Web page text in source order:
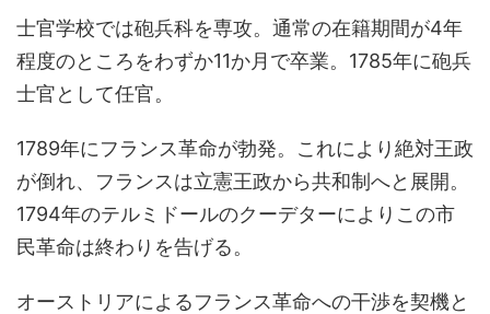
士官学校では砲兵科を専攻。通常の在籍期間が4年
程度のところをわずか11か月で卒業。1785年に砲兵
士官として任官。
1789年にフランス革命が勃発。これにより絶対王政
が倒れ、フランスは立憲王政から共和制へと展開。
1794年のテルミドールのクーデターによりこの市
民革命は終わりを告げる。
オーストリアによるフランス革命への干渉を契機と